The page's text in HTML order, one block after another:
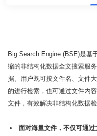
Big Search Engine (BSE)是基
缩的非结构化数据全文搜索服
据。用户既可按文件名、文件
的进行检索，也可通过文件内
文件，有效解决非结构化数据
面对海量文件，不仅可通